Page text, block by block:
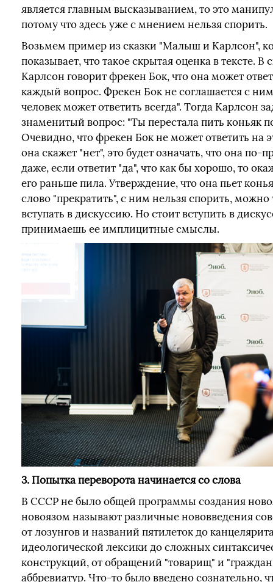
является главным высказыванием, то это
потому что здесь уже с мнением нельзя спорить.
Возьмем пример из сказки "Малыш и Карлсон",
показывает, что такое скрытая оценка в тексте. В
Карлсон говорит фрекен Бок, что она может
каждый вопрос. Фрекен Бок не соглашается с
человек может ответить всегда". Тогда Карлсон
знаменитый вопрос: "Ты перестала пить коньяк
Очевидно, что фрекен Бок не может ответить на
она скажет "нет", это будет означать, что она по-
даже, если ответит "да", что как бы хорошо, то
его раньше пила. Утверждение, что она пьет
слово "прекратить", с ним нельзя спорить, можно
вступать в дискуссию. Но стоит вступить в
принимаешь ее имплицитные смыслы.
3. Попытка переворота начинается со слова
В СССР не было общей программы создания
новоязом называют различные нововведения
от лозунгов и названий пятилеток до
идеологической лексики до сложных
конструкций, от обращений "товарищ" и
аббревиатур. Что-то было введено сознательно,